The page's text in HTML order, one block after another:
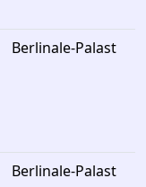
Berlinale-Palast
Berlinale-Palast